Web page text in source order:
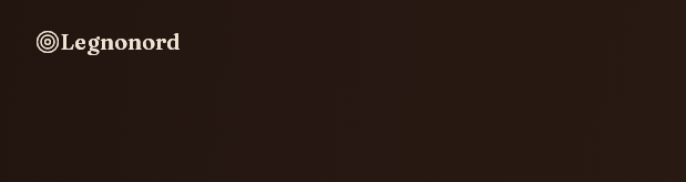
Legnonord
Legnonord